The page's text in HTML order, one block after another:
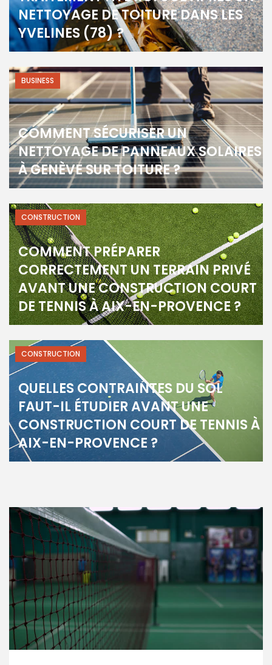
NETTOYAGE DE TOITURE DANS LES
YVELINES (78) ?
COMMENT SÉCURISER UN
NETTOYAGE DE PANNEAUX SOLAIRES
À GENÈVE SUR TOITURE ?
BUSINESS
COMMENT PRÉPARER
CORRECTEMENT UN TERRAIN PRIVÉ
AVANT UNE CONSTRUCTION COURT
DE TENNIS À AIX-EN-PROVENCE ?
CONSTRUCTION
QUELLES CONTRAINTES DU SOL
FAUT-IL ÉTUDIER AVANT UNE
CONSTRUCTION COURT DE TENNIS À
AIX-EN-PROVENCE ?
CONSTRUCTION